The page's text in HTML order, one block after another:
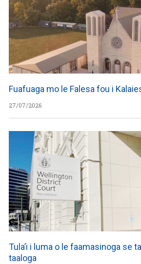
Fuafuaga mo le Falesa fou i
27/07/2026
Tula’i i luma o le faamasinoga se
taaloga